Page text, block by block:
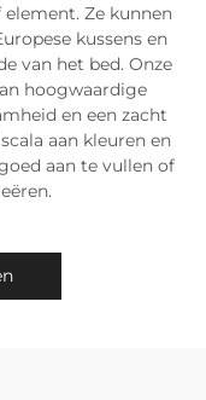
Ze kunnen
kussens en
van het bed. Onze
hoogwaardige
en een zacht
aan kleuren en
aan te vullen of